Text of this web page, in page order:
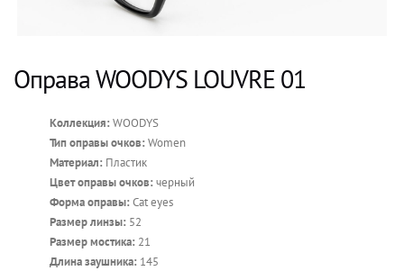
Оправа WOODYS LOUVRE 01
Коллекция: WOODYS
Тип оправы очков: Women
Материал: Пластик
Цвет оправы очков: черный
Форма оправы: Cat eyes
Размер линзы: 52
Размер мостика: 21
Длина заушника: 145